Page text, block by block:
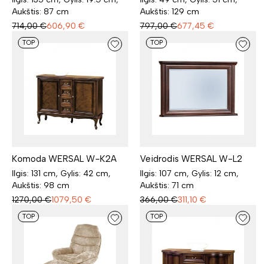
Aukštis: 87 cm
714,00 €606,90 €
Aukštis: 129 cm
797,00 €677,45 €
TOP
Komoda WERSAL W-K2A
Ilgis: 131 cm, Gylis: 42 cm,
Aukštis: 98 cm
1270,00 €1079,50 €
TOP
Veidrodis WERSAL W-L2
Ilgis: 107 cm, Gylis: 12 cm,
Aukštis: 71 cm
366,00 €311,10 €
TOP TOP